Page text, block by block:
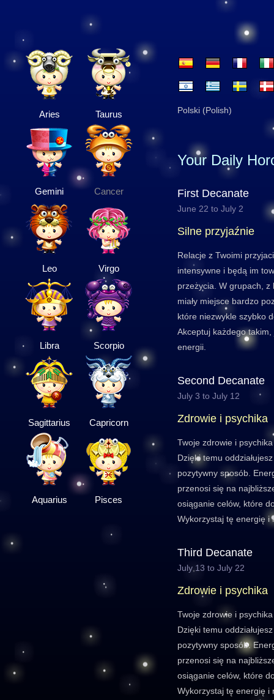
Aries Taurus
Gemini Cancer
Leo Virgo
Libra Scorpio
Sagittarius Capricorn
Aquarius Pisces
Polski (Polish)
Your Daily
First Decanate
June 22 to July 2
Silne przyjaźnie
Relacje z Twoimi
intensywne i będą im
przeżycia. W grupach,
miały miejsce bardzo
które niezwykle szybko
Akceptuj każdego takim,
energii.
Second Decanate
July 3 to July 12
Zdrowie i psychika
Twoje zdrowie i
Dzięki temu
pozytywny sposób.
przenosi się na
osiąganie celów, które
Wykorzystaj tę energię i
Third Decanate
July 13 to July 22
Zdrowie i psychika
Twoje zdrowie i
Dzięki temu
pozytywny sposób.
przenosi się na
osiąganie celów, które
Wykorzystaj tę energię i